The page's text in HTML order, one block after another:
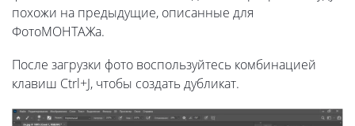
похожи на предыдущие, описанные для
ФотоМОНТАЖа.
После загрузки фото воспользуйтесь комбинацией
клавиш Ctrl+J, чтобы создать дубликат.